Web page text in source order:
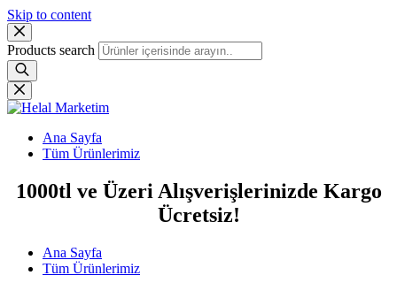
Skip to content
Products search
Ana Sayfa
Tüm Ürünlerimiz
1000tl ve Üzeri Alışverişlerinizde Kargo
Ücretsiz!
Ana Sayfa
Tüm Ürünlerimiz